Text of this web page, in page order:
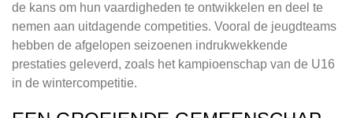
de kans om hun vaardigheden te ontwikkelen en deel te
nemen aan uitdagende competities. Vooral de jeugdteams
hebben de afgelopen seizoenen indrukwekkende
prestaties geleverd, zoals het kampioenschap van de U16
in de wintercompetitie.